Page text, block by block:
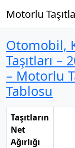
Motorlu
Otomobil,
Taşıtları –
– Motorlu
Tablosu
Taşıtların
Net
Ağırlığı